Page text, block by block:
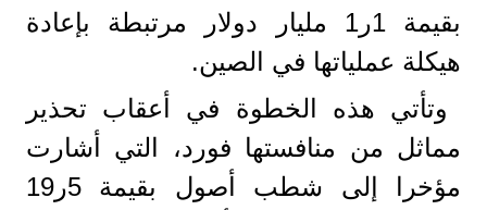
بقيمة 1ر1 مليار دولار مرتبطة بإعادة
هيكلة عملياتها في الصين.
وتأتي هذه الخطوة في أعقاب تحذير
مماثل من منافستها فورد، التي أشارت
مؤخرا إلى شطب أصول بقيمة 5ر19